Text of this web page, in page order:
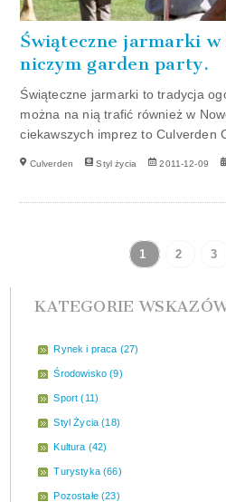
Świąteczne jarmarki
niczym garden party.
Świąteczne jarmarki to tradycja
można na nią trafić również w
ciekawszych imprez to Culverden
Culverden Styl życia 2011-12-09
1 2 3
KATEGORIE
Rynek i praca (27)
Środowisko (9)
Sport (11)
Styl Życia (18)
Kultura (42)
Turystyka (66)
Pozostałe (23)